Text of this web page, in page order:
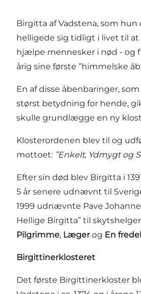
Birgitta af Vadstena, som hun
helligede sig tidligt i livet til
hjælpe mennesker i nød - og
årig sine første ”himmelske
En af disse åbenbaringer,
størst betydning for hende,
skulle grundlægge en ny
Klosterordenen blev til og
mottoet: ”Enkelt, Ydmygt og
Efter sin død blev Birgitta i
5 år senere udnævnt til
1999 udnævnte Pave
Hellige Birgitta” til
Pilgrimme, Lægerog En
Birgittinerklosteret
Det første Birgittinerkloster